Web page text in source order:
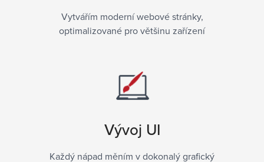
Vytvářím moderní webové stránky,
optimalizované pro většinu zařízení
Vývoj UI
Každý nápad měním v dokonalý grafický